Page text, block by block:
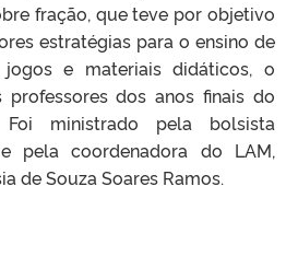
fração, que teve por objetivo
estratégias para o ensino de
e materiais didáticos, o
dos anos finais do
Foi ministrado pela bolsista
pela coordenadora do LAM,
de Souza Soares Ramos.